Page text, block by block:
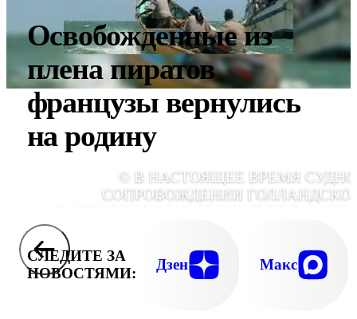
Освобожденные из
плена пиратов
французы вернулись
на родину
© В НАСТОЯЩЕЕ ВРЕМЯ
СОПРОВОЖДЕНИИ
СЛЕДИТЕ ЗА
НОВОСТЯМИ:
Дзен Макс